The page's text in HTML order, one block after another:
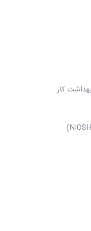
کار